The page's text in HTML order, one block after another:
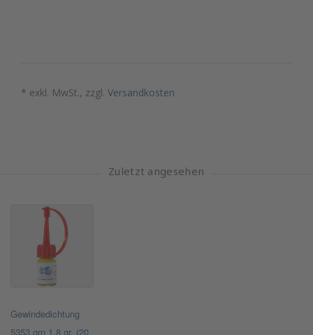
* exkl. MwSt., zzgl. Versandkosten
Zuletzt angesehen
Gewindedichtung
5353 grn 1,8 gr. (20